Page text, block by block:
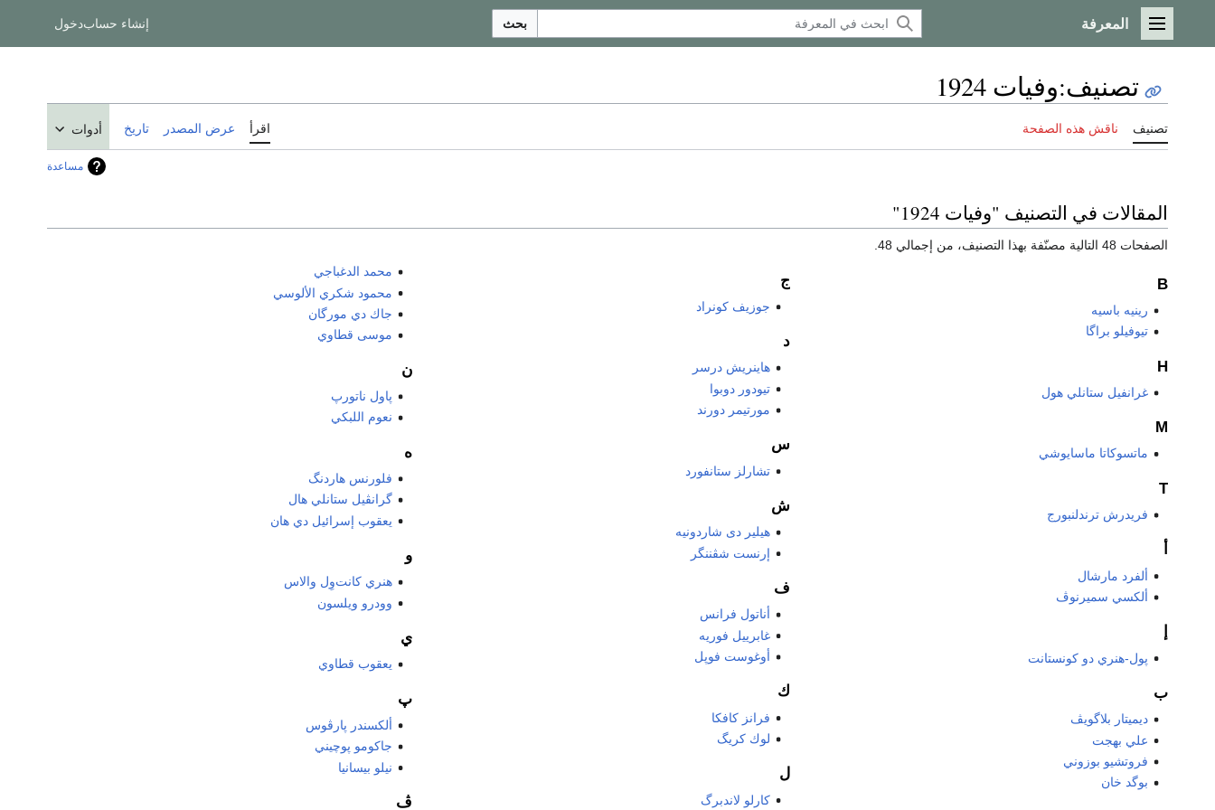
القائمة الرئيسية
المعرفة بحث إنشاء حسابدخول
تصنيف:وفيات 1924
تصنيف ناقش هذه الصفحة اقرأ عرض المصدر تاريخ أدوات
مساعدة
المقالات في التصنيف "وفيات 1924"
الصفحات 48 التالية مصنّفة بهذا التصنيف، من إجمالي 48.
B
رينيه باسيه
تيوفيلو براگا
H
غرانفيل ستانلي هول
M
ماتسوكاتا ماسايوشي
T
فريدرش ترندلنبورج
ألفرد مارشال
ألكسي سميرنوڤ
إ
پول-هنري دو كونستانت
ب
ديميتار بلاگويڤ
علي بهجت
فروتشيو بوزوني
بوگد خان
ج
جوزيف كونراد
د
هاينريش درسر
تيودور دوبوا
مورتيمر دورند
س
تشارلز ستانفورد
ش
هيلير دى شاردونيه
إرنست شڤننگر
ف
أناتول فرانس
غابرييل فوريه
أوغوست فوپل
ك
فرانز كافكا
لوك كريگ
ل
كارلو لاندبرگ
محمد الدغباجي
محمود شكري الألوسي
جاك دي مورگان
موسى قطاوي
ن
پاول ناتورپ
نعوم اللبكي
ه
فلورنس هاردنگ
گرانڤيل ستانلي هال
يعقوب إسرائيل دي هان
و
هنري كانت‌وِل والاس
وودرو ويلسون
ي
يعقوب قطاوي
پ
ألكسندر پارڤوس
جاکومو پوچيني
نيلو بيسانيا
ڤ